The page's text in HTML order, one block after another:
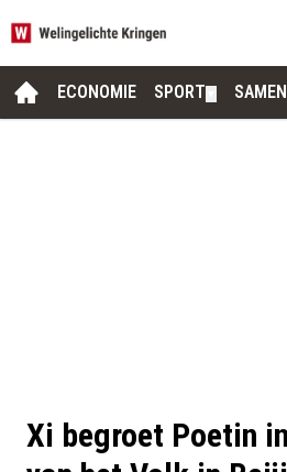
ECONOMIE SPORT
Xi begroet Poetin